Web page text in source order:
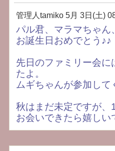
管理人tamiko 5月 3日(土)
パル君、マラマちゃん
お誕生日おめでとう♪♪
先日のファミリー会
たよ。
ムギちゃんが参加して
秋はまだ未定ですが
お会いできたら嬉しい